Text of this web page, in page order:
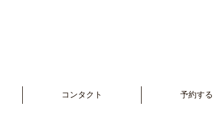
コンタクト 予約する